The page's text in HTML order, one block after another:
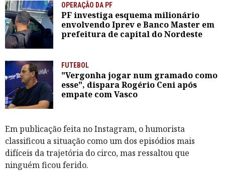
OPERAÇÃO DA PF
PF investiga esquema milionário
envolvendo Iprev e Banco Master em
prefeitura de capital do Nordeste
FUTEBOL
"Vergonha jogar num gramado como
esse", dispara Rogério Ceni após
empate com Vasco
Em publicação feita no Instagram, o humorista
classificou a situação como um dos episódios mais
difíceis da trajetória do circo, mas ressaltou que
ninguém ficou ferido.